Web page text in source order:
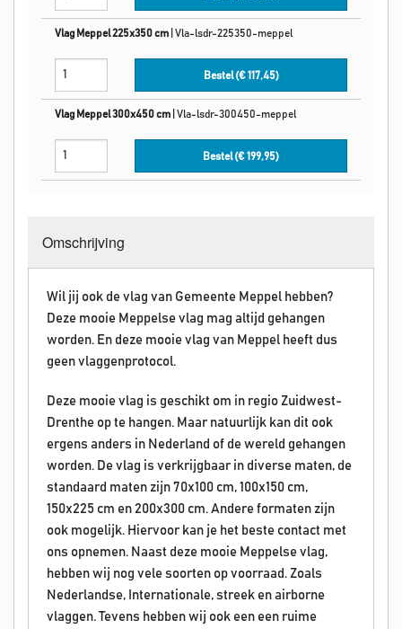
Vlag Meppel 225x350 cm Vla-lsdr-225350-meppel
Bestel (€117,45)
Vlag Meppel 300x450 cm Vla-lsdr-300450-meppel
Bestel (€199,95)
Omschrijving
Wil jij ook de vlag van Gemeente Meppel hebben?
Deze mooie Meppelse vlag mag altijd gehangen
worden. En deze mooie vlag van Meppel heeft dus
geen vlaggenprotocol.
Deze mooie vlag is geschikt om in regio Zuidwest-
Drenthe op te hangen. Maar natuurlijk kan dit ook
ergens anders in Nederland of de wereld gehangen
worden. De vlag is verkrijgbaar in diverse maten, de
standaard maten zijn 70x100 cm, 100x150 cm,
150x225 cm en 200x300 cm. Andere formaten zijn
ook mogelijk. Hiervoor kan je het beste contact met
ons opnemen. Naast deze mooie Meppelse vlag,
hebben wij nog vele soorten op voorraad. Zoals
Nederlandse, Internationale, streek en airborne
vlaggen. Tevens hebben wij ook een een ruime